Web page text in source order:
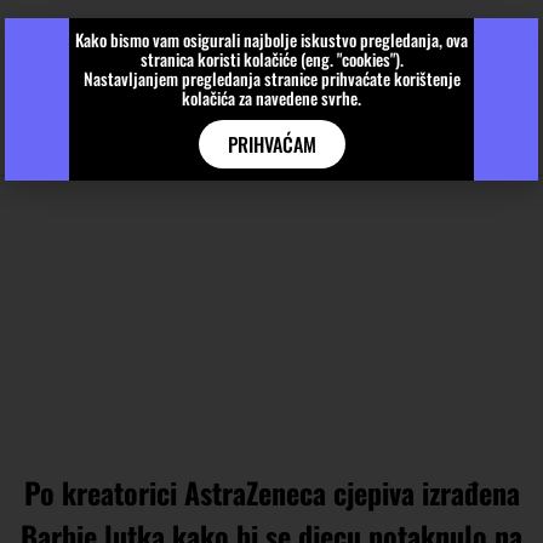
Po kreatorici AstraZeneca cjepiva izrađena
Kako bismo vam osigurali najbolje iskustvo pregledanja, ova
stranica koristi kolačiće (eng. "cookies").
Nastavljanjem pregledanja stranice prihvaćate korištenje
kolačića za navedene svrhe.
PRIHVAĆAM